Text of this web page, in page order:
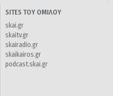
SITES ΤΟΥ ΟΜΙΛΟΥ
skai.gr
skaitv.gr
skairadio.gr
skaikairos.gr
podcast.skai.gr